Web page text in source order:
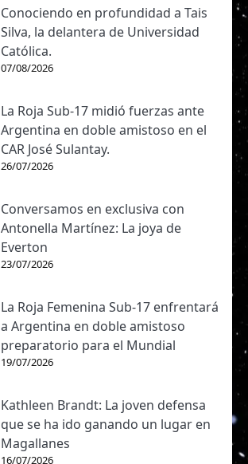
Conociendo en profundidad a Tais
Silva, la delantera de Universidad
Católica.
07/08/2026
La Roja Sub-17 midió fuerzas ante
Argentina en doble amistoso en el
CAR José Sulantay.
26/07/2026
Conversamos en exclusiva con
Antonella Martínez: La joya de
Everton
23/07/2026
La Roja Femenina Sub-17 enfrentará
a Argentina en doble amistoso
preparatorio para el Mundial
19/07/2026
Kathleen Brandt: La joven defensa
que se ha ido ganando un lugar en
Magallanes
16/07/2026